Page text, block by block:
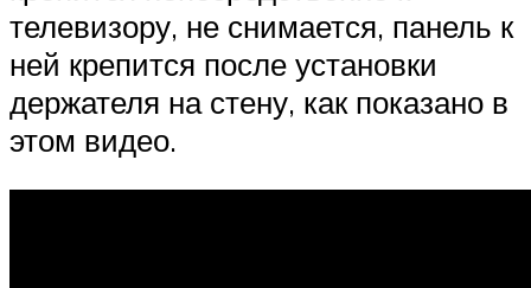
телевизору, не снимается, панель к
ней крепится после установки
держателя на стену, как показано в
этом видео.